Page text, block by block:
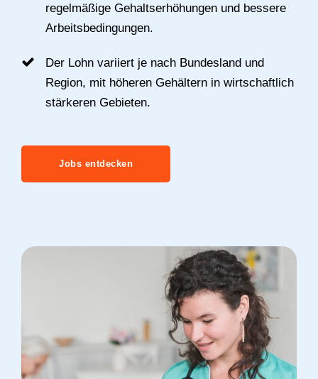
regelmäßige Gehaltserhöhungen und bessere
Arbeitsbedingungen.
Der Lohn variiert je nach Bundesland und
Region, mit höheren Gehältern in wirtschaftlich
stärkeren Gebieten.
Jobs entdecken